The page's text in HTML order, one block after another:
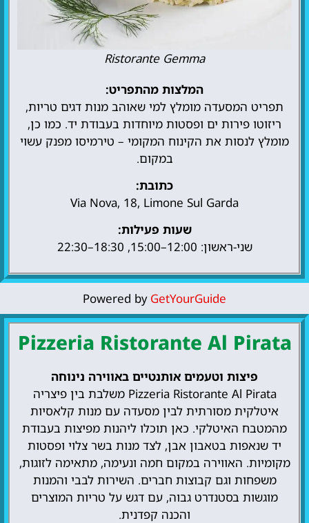
Ristorante Gemma
המלצות מהתפריט:
תפריט המסעדה מומלץ למי שאוהב מנות דגים טריות,
ריזוטו פירות ים ופסטות מיוחדות בעבודת יד. כמו כן,
מומלץ לנסות את הקינוח המקומי – טירמיסו מפנק עשוי
במקום.
כתובת:
Via Nova, 18, Limone Sul Garda
שעות פעילות:
שני-ראשון: 12:00–15:00, 18:30–22:30
Powered by GetYourGuide
Pizzeria Ristorante Al Pirata
פיצות וטעמים אותנטיים באווירה נינוחה
Pizzeria Ristorante Al Pirata משלבת בין פיצריה
איטלקית מסורתית לבין מסעדה עם מנות קלאסיות
מהמטבח האיטלקי. כאן תוכלו ליהנות מפיצות בעבודת
יד שנאפות בטאבון אבן, לצד מנות בשר צלוי ופסטות
מקומיות. האווירה במקום חמה ונעימה, מתאימה לזוגות,
משפחות וגם קבוצות חברים. השירות לבבי והמנות
מוגשות בסטנדרט גבוה, עם דגש על טריות המוצרים
והכנה קפדנית.